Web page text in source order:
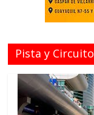
Pista y Circuito